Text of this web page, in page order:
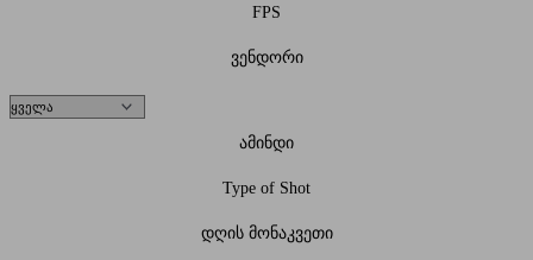
FPS
ვენდორი
ამინდი
Type of Shot
დღის მონაკვეთი